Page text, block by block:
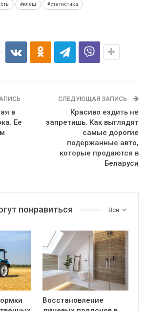
#клещ #статистика
в
Ее
СЛЕДУЮЩАЯ ЗАПИСЬ
Красиво ездить не
запретишь. Как выглядят
самые дорогие
подержанные авто,
которые продаются в
Беларуси
Все
понравиться
Восстановление